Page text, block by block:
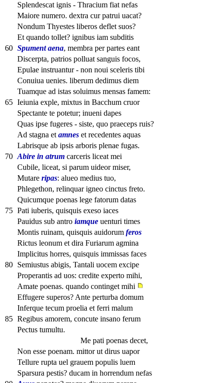
Splendescat ignis - Thracium fiat nefas
Maiore numero. dextra cur patrui uacat?
Nondum Thyestes liberos deflet suos?
Et quando tollet? ignibus iam subditis
60 Spument aena, membra per partes eant
Discerpta, patrios polluat sanguis focos,
Epulae instruantur - non noui sceleris tibi
Conuiua uenies. liberum dedimus diem
Tuamque ad istas soluimus mensas famem:
65 Ieiunia exple, mixtus in Bacchum cruor
Spectante te potetur; inueni dapes
Quas ipse fugeres - siste, quo praeceps ruis?
Ad stagna et amnes et recedentes aquas
Labrisque ab ipsis arboris plenae fugas.
70 Abire in atrum carceris liceat mei
Cubile, liceat, si parum uideor miser,
Mutare ripas: alueo medius tuo,
Phlegethon, relinquar igneo cinctus freto.
Quicumque poenas lege fatorum datas
75 Pati iuberis, quisquis exeso iaces
Pauidus sub antro iamque uenturi times
Montis ruinam, quisquis auidorum feros
Rictus leonum et dira Furiarum agmina
Implicitus horres, quisquis immissas faces
80
Semiustus abigis, Tantali uocem excipe
Properantis ad uos: credite experto mihi,
Amate poenas. quando continget mihi
Effugere superos? Ante perturba domum
Inferque tecum proelia et ferri malum
85 Regibus amorem, concute insano ferum
Pectus tumultu.
Me pati poenas decet,
Non esse poenam. mittor ut dirus uapor
Tellure rupta uel grauem populis luem
Sparsura pestis? ducam in horrendum nefas